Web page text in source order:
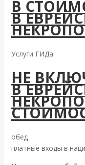
В
В
Услуги ГИДа
НЕ
В
обед
платные входы в